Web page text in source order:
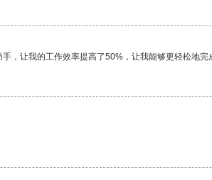
，让我的工作效率提高了50%，让我能够更轻松地完